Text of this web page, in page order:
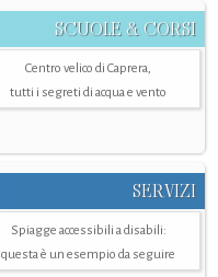
SCUOLE & CORSI
Centro velico di Caprera,
tutti i segreti di acqua e vento
SERVIZI
Spiagge accessibili a disabili:
questa è un esempio da seguire